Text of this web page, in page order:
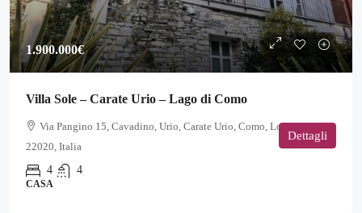
1.900.000€
Villa Sole – Carate Urio – Lago di Como
Via Pangino 15, Cavadino, Urio, Carate Urio, Como, Lombardia,
22020, Italia
4
4
CASA
Dettagli